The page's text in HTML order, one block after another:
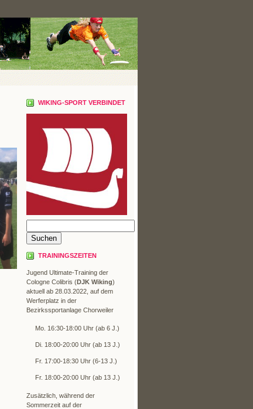
WIKING-SPORT VERBINDET
TRAININGSZEITEN
Jugend Ultimate-Training der
Cologne Colibris (DJK Wiking)
aktuell ab 28.03.2022, auf dem
Werferplatz in der
Bezirkssportanlage Chorweiler
Mo. 16:30-18:00 Uhr (ab 6 J.)
Di. 18:00-20:00 Uhr (ab 13 J.)
Fr. 17:00-18:30 Uhr (6-13 J.)
Fr. 18:00-20:00 Uhr (ab 13 J.)
Zusätzlich, während der
Sommerzeit auf der